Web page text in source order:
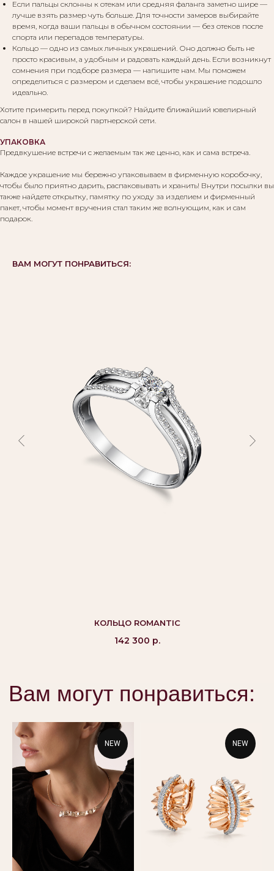
Если пальцы склонны к отекам или средняя фаланга заметно шире —
лучше взять размер чуть больше. Для точности замеров выбирайте
время, когда ваши пальцы в обычном состоянии — без отеков после
спорта или перепадов температуры.
Кольцо — одно из самых личных украшений. Оно должно быть не
просто красивым, а удобным и радовать каждый день. Если возникнут
сомнения при подборе размера — напишите нам. Мы поможем
определиться с размером и сделаем всё, чтобы украшение подошло
идеально.
Хотите примерить перед покупкой? Найдите ближайший ювелирный
салон в нашей широкой партнерской сети.
УПАКОВКА
Предвкушение встречи с желаемым так же ценно, как и сама встреча.
Каждое украшение мы бережно упаковываем в фирменную коробочку,
чтобы было приятно дарить, распаковывать и хранить! Внутри посылки вы
также найдете открытку, памятку по уходу за изделием и фирменный
пакет, чтобы момент вручения стал таким же волнующим, как и сам
подарок.
ВАМ МОГУТ ПОНРАВИТЬСЯ:
КОЛЬЦО ROMANTIC
142 300 р.
Вам могут понравиться:
NEW NEW
alikor@alikor.com
КОНТАКТЫ
8 800 444 10 79
Гарантия
Проверка подлинности
Доставка и оплата
Вопросы и ответы
ПОКУПАТЕЛЯМ
Браслеты
Колье
Подвески
Серьги
КАТАЛОГ